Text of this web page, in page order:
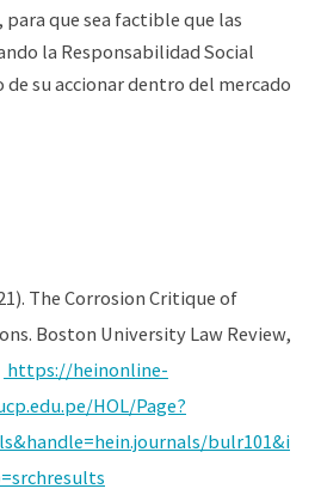
para que sea factible que las
la Responsabilidad Social
su accionar dentro del mercado
The Corrosion Critique of
Boston University Law Review,
https://heinonline-
HOL/Page?
bulr101&i